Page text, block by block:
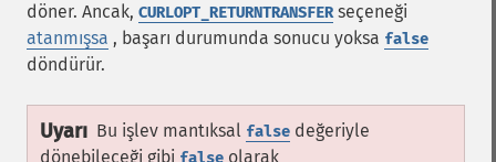
döner. Ancak, CURLOPT_RETURNTRANSFERseçeneği
atanmışsa , başarı durumunda sonucu yoksa false
döndürür.
Uyarı Bu işlev mantıksal false değeriyle
dönebileceği gibi false olarak